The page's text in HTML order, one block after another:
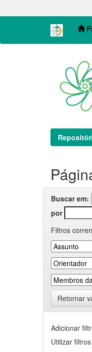
navigation
Buscar em:
por
Filtros
Retornar
Adicionar
Utilizar